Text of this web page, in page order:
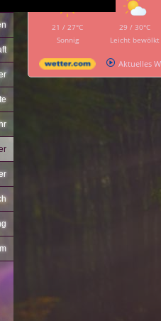
21 / 27°C
Sonnig
29 / 30°C
Leicht bewölkt
Aktuelles